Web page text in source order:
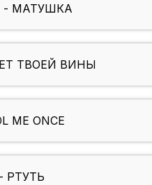
- МАТУШКА
ТВОЕЙ ВИНЫ
ME ONCE
РТУТЬ